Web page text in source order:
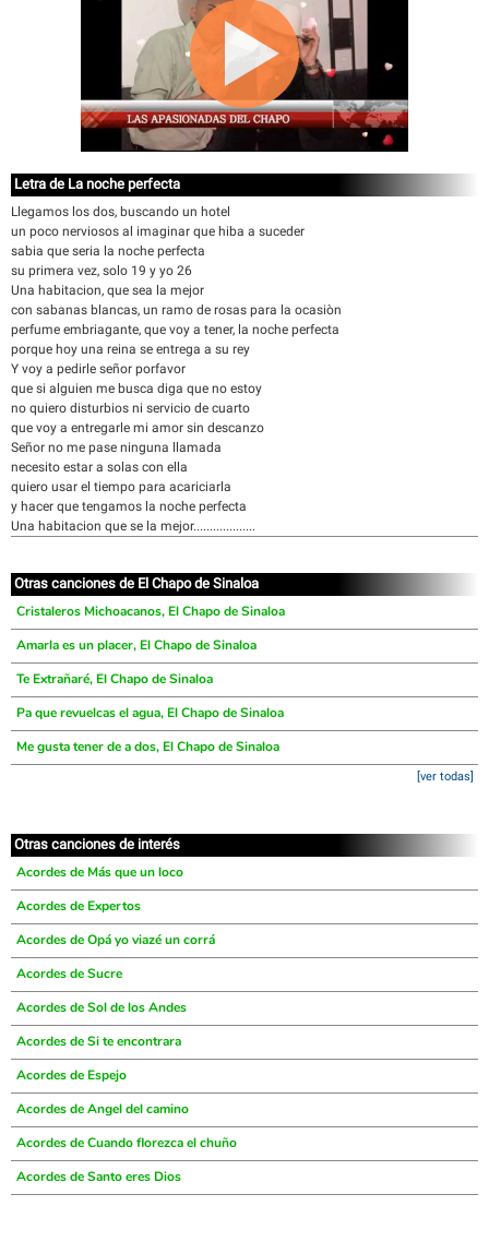
Letra de La noche perfecta
Llegamos los dos, buscando un hotel
un poco nerviosos al imaginar que hiba a suceder
sabia que seria la noche perfecta
su primera vez, solo 19 y yo 26
Una habitacion, que sea la mejor
con sabanas blancas, un ramo de rosas para la ocasiòn
perfume embriagante, que voy a tener, la noche perfecta
porque hoy una reina se entrega a su rey
Y voy a pedirle señor porfavor
que si alguien me busca diga que no estoy
no quiero disturbios ni servicio de cuarto
que voy a entregarle mi amor sin descanzo
Señor no me pase ninguna llamada
necesito estar a solas con ella
quiero usar el tiempo para acariciarla
y hacer que tengamos la noche perfecta
Una habitacion que se la mejor...................
Otras canciones de El Chapo de Sinaloa
Cristaleros Michoacanos, El Chapo de Sinaloa
Amarla es un placer, El Chapo de Sinaloa
Te Extrañaré, El Chapo de Sinaloa
Pa que revuelcas el agua, El Chapo de Sinaloa
Me gusta tener de a dos, El Chapo de Sinaloa
[ver todas]
Otras canciones de interés
Acordes de Más que un loco
Acordes de Expertos
Acordes de Opá yo viazé un corrá
Acordes de Sucre
Acordes de Sol de los Andes
Acordes de Si te encontrara
Acordes de Espejo
Acordes de Angel del camino
Acordes de Cuando florezca el chuño
Acordes de Santo eres Dios